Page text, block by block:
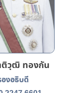
ติวุฒิ ทองกัน
งอธิบดี